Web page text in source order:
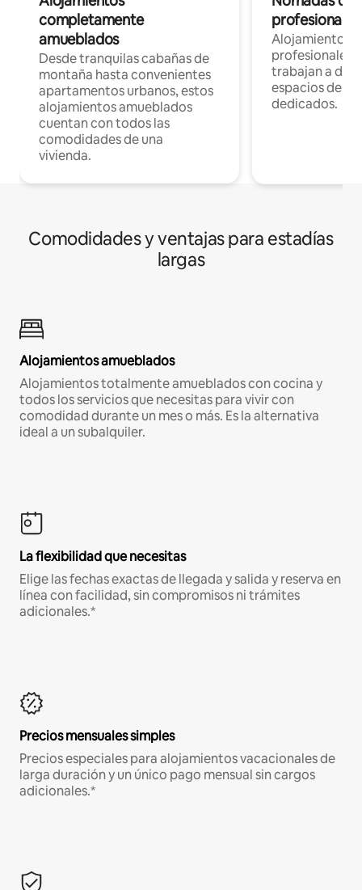
completamente
amueblados
Desde tranquilas cabañas de
montaña hasta convenientes
apartamentos urbanos, estos
alojamientos amueblados
cuentan con todos las
comodidades de una
vivienda.
Alojamientos
profesionales
trabajan a
espacios de
dedicados.
Comodidades y ventajas para estadías
largas
Alojamientos amueblados
Alojamientos totalmente amueblados con cocina y
todos los servicios que necesitas para vivir con
comodidad durante un mes o más. Es la alternativa
ideal a un subalquiler.
La flexibilidad que necesitas
Elige las fechas exactas de llegada y salida y reserva en
línea con facilidad, sin compromisos ni trámites
adicionales.*
Precios mensuales simples
Precios especiales para alojamientos vacacionales de
larga duración y un único pago mensual sin cargos
adicionales.*